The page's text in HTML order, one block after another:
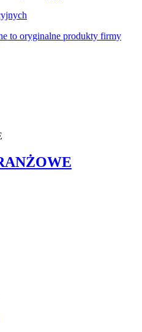
to oryginalne produkty firmy